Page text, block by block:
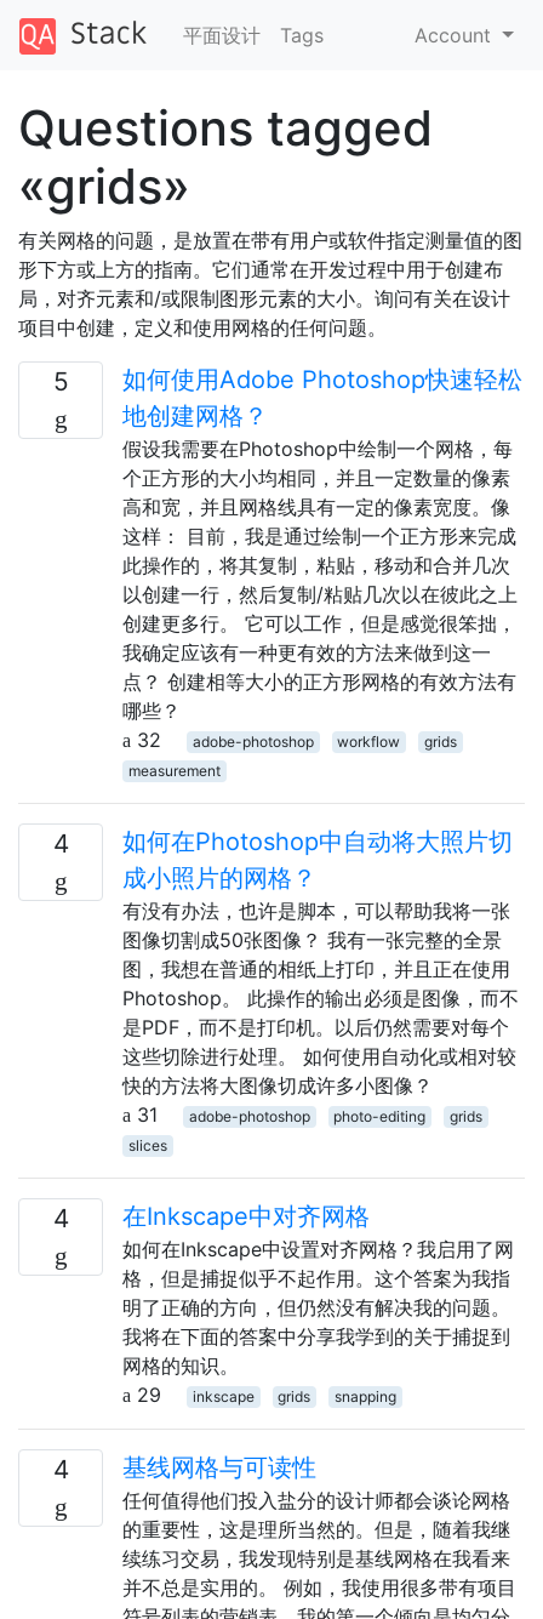
平面设计 Tags Account
Questions tagged
«grids»
有关网格的问题，是放置在带有用户或软件指定测量值的图
形下方或上方的指南。它们通常在开发过程中用于创建布
局，对齐元素和/或限制图形元素的大小。询问有关在设计
项目中创建，定义和使用网格的任何问题。
5
如何使用Adobe Photoshop快速轻松
地创建网格？
假设我需要在Photoshop中绘制一个网格，每
个正方形的大小均相同，并且一定数量的像素
高和宽，并且网格线具有一定的像素宽度。像
这样： 目前，我是通过绘制一个正方形来完成
此操作的，将其复制，粘贴，移动和合并几次
以创建一行，然后复制/粘贴几次以在彼此之上
创建更多行。 它可以工作，但是感觉很笨拙，
我确定应该有一种更有效的方法来做到这一
点？ 创建相等大小的正方形网格的有效方法有
哪些？
32
adobe-photoshop workflow
grids
measurement
4
如何在Photoshop中自动将大照片切
成小照片的网格？
有没有办法，也许是脚本，可以帮助我将一张
图像切割成50张图像？ 我有一张完整的全景
图，我想在普通的相纸上打印，并且正在使用
Photoshop。 此操作的输出必须是图像，而不
是PDF，而不是打印机。以后仍然需要对每个
这些切除进行处理。 如何使用自动化或相对较
快的方法将大图像切成许多小图像？
31
adobe-photoshop photo-editing
grids
slices
4 在Inkscape中对齐网格
如何在Inkscape中设置对齐网格？我启用了网
格，但是捕捉似乎不起作用。这个答案为我指
明了正确的方向，但仍然没有解决我的问题。
我将在下面的答案中分享我学到的关于捕捉到
网格的知识。
29
inkscape grids snapping
4 基线网格与可读性
任何值得他们投入盐分的设计师都会谈论网格
的重要性，这是理所当然的。但是，随着我继
续练习交易，我发现特别是基线网格在我看来
并不总是实用的。 例如，我使用很多带有项目